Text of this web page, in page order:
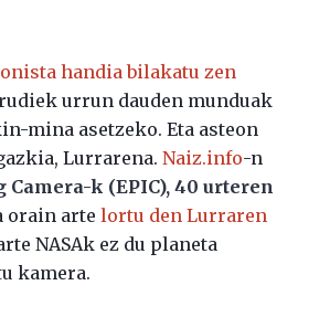
handia bilakatu zen
urrun dauden munduak
mina asetzeko. Eta asteon
Lurrarena.Naiz.info-n
k (EPIC), 40 urteren
orain artelortu den Lurraren
NASAk ez du planeta
kamera.